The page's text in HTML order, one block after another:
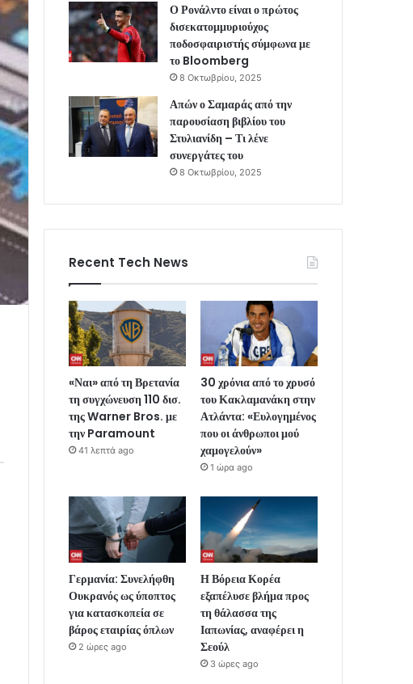
Ο Ρονάλντο είναι ο πρώτος
δισεκατομμυριούχος
ποδοσφαιριστής σύμφωνα με
το Bloomberg
8 Οκτωβρίου, 2025
Απών ο Σαμαράς από την
παρουσίαση βιβλίου του
Στυλιανίδη – Τι λένε
συνεργάτες του
8 Οκτωβρίου, 2025
Recent Tech News
«Ναι» από τη Βρετανία
τη συγχώνευση 110 δισ.
της Warner Bros. με
την Paramount
41 λεπτά ago
30 χρόνια από το χρυσό
του Κακλαμανάκη στην
Ατλάντα: «Ευλογημένος
που οι άνθρωποι μού
χαμογελούν»
1 ώρα ago
Γερμανία: Συνελήφθη
Ουκρανός ως ύποπτος
για κατασκοπεία σε
βάρος εταιρίας όπλων
2 ώρες ago
Η Βόρεια Κορέα
εξαπέλυσε βλήμα προς
τη θάλασσα της
Ιαπωνίας, αναφέρει η
Σεούλ
3 ώρες ago